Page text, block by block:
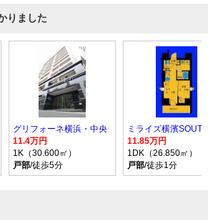
りました
グリフォーネ横浜・中央
11.4万円
1K（30.600㎡）
戸部/徒歩5分
11.85万円
1DK（26.850㎡）
戸部/徒歩1分